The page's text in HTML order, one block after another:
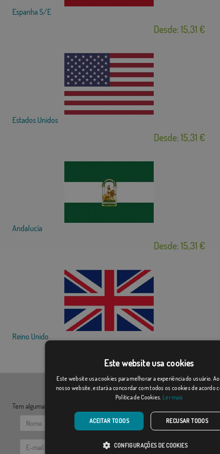
Espanha S/E
Desde: 15,31 €
Estados Unidos
Desde: 15,31 €
Andalucía
Desde: 15,31 €
Reino Unido
Tem alguma dúvida? Envie-nos as suas questões:
Este website usa cookies
Este website usa cookies para melhorar a experiência do usuário.
nosso website, estará a concordar com todos os cookies de acordo
Política de Cookies. Ler mais
ACEITAR TODOS RECUSAR TODOS
CONFIGURAÇÕES DE COOKIES